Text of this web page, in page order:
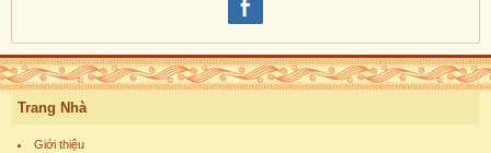
Trang Nhà
Giới thiệu